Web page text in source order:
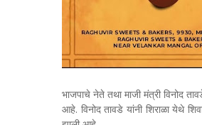
भाजपाचे नेते तथा माजी मंत्री विनोद
आहे. विनोद तावडे यांनी शिराळा येथे